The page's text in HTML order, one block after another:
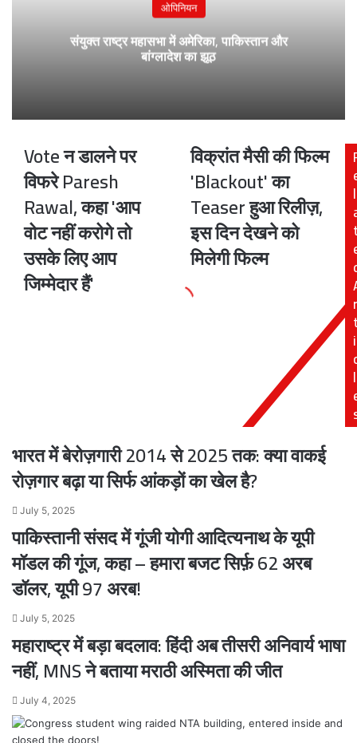
ओपिनियन
संयुक्त राष्ट्र महासभा में अमेरिका, पाकिस्तान और
बांग्लादेश का झूठ
Vote
डालने
पर
विफरे
Paresh
Rawal,
कहा
'आप
Vote न डालने पर
विफरे Paresh
Rawal, कहा 'आप
वोट नहीं करोगे तो
उसके लिए आप
जिम्मेदार हैं'
विक्रांत
की
फिल्म
'Blackout'
का
Teaser
हुआ
इस
विक्रांत मैसी की फिल्म
'Blackout' का
Teaser हुआ रिलीज़,
इस दिन देखने को
मिलेगी फिल्म
l
r
i
l
भारत में बेरोज़गारी 2014 से 2025 तक: क्या वाकई
रोज़गार बढ़ा या सिर्फ आंकड़ों का खेल है?
July 5, 2025
पाकिस्तानी संसद में गूंजी योगी आदित्यनाथ के यूपी
मॉडल की गूंज, कहा – हमारा बजट सिर्फ़ 62 अरब
डॉलर, यूपी 97 अरब!
July 5, 2025
महाराष्ट्र में बड़ा बदलाव: हिंदी अब तीसरी अनिवार्य भाषा
नहीं, MNS ने बताया मराठी अस्मिता की जीत
July 4, 2025